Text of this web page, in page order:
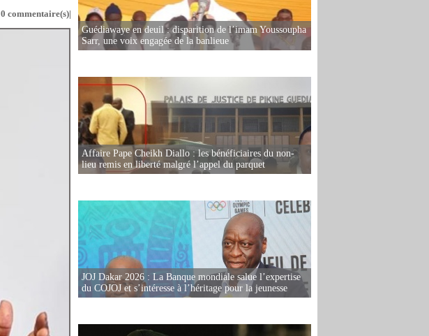
0 commentaire(s)|
Guédiawaye en deuil : disparition de l’imam Youssoupha
Sarr, une voix engagée de la banlieue
Affaire Pape Cheikh Diallo : les bénéficiaires du non-
lieu remis en liberté malgré l’appel du parquet
JOJ Dakar 2026 : La Banque mondiale salue l’expertise
du COJOJ et s’intéresse à l’héritage pour la jeunesse